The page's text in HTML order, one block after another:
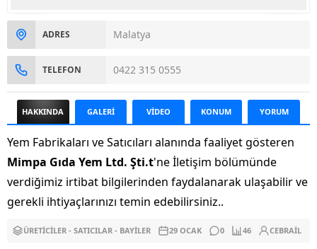
ADRES Malatya
TELEFON 0422 315 0555
HAKKINDA GALERİ VİDEO KONUM YORUM
Yem Fabrikaları ve Satıcıları alanında faaliyet gösteren
Mimpa Gıda Yem Ltd. Şti.t'ne İletişim bölümünde
verdiğimiz irtibat bilgilerinden faydalanarak ulaşabilir ve
gerekli ihtiyaçlarınızı temin edebilirsiniz..
ÜRETICILER - SATICILAR - BAYILER 29 OCAK 0 46 CEBRAIL